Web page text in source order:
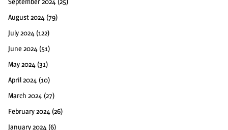
August 2024 (79)
July 2024 (122)
June 2024 (51)
May 2024 (31)
April 2024 (10)
March 2024 (27)
February 2024 (26)
January 2024 (6)